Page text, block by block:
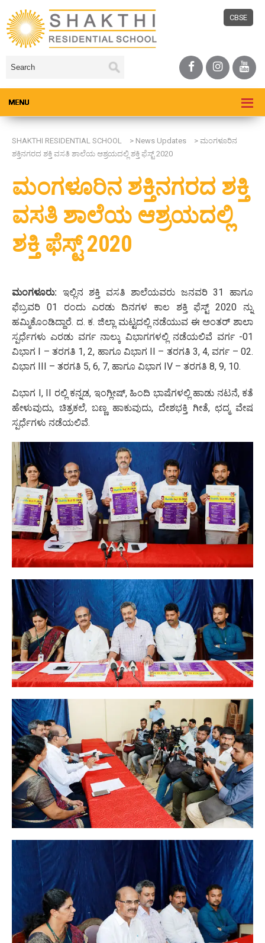
CBSE
SHAKTHI RESIDENTIAL SCHOOL > News Updates > ಮಂಗಳೂರಿನ
ಶಕ್ತಿನಗರದ ಶಕ್ತಿ ವಸತಿ ಶಾಲೆಯ ಆಶ್ರಯದಲ್ಲಿ ಶಕ್ತಿ ಫೆಸ್ಟ್ 2020
ಮಂಗಳೂರಿನ ಶಕ್ತಿನಗರದ ಶಕ್ತಿ
ವಸತಿ ಶಾಲೆಯ ಆಶ್ರಯದಲ್ಲಿ
ಶಕ್ತಿ ಫೆಸ್ಟ್ 2020
ಮಂಗಳೂರು: ಇಲ್ಲಿನ ಶಕ್ತಿ ವಸತಿ ಶಾಲೆಯವರು ಜನವರಿ 31 ಹಾಗೂ
ಫೆಬ್ರವರಿ 01 ರಂದು ಎರಡು ದಿನಗಳ ಕಾಲ ಶಕ್ತಿ ಫೆಸ್ಟ್ 2020 ನ್ನು
ಹಮ್ಮಿಕೊಂಡಿದ್ದಾರೆ. ದ. ಕ. ಜಿಲ್ಲಾ ಮಟ್ಟದಲ್ಲಿ ನಡೆಯುವ ಈ ಅಂತರ್ ಶಾಲಾ
ಸ್ಪರ್ಧೆಗಳು ಎರಡು ವರ್ಗ ನಾಲ್ಕು ವಿಭಾಗಗಳಲ್ಲಿ ನಡೆಯಲಿವೆ ವರ್ಗ -01
ವಿಭಾಗ I – ತರಗತಿ 1, 2, ಹಾಗೂ ವಿಭಾಗ II – ತರಗತಿ 3, 4, ವರ್ಗ – 02.
ವಿಭಾಗ III – ತರಗತಿ 5, 6, 7, ಹಾಗೂ ವಿಭಾಗ IV – ತರಗತಿ 8, 9, 10.
ವಿಭಾಗ I, II ರಲ್ಲಿ ಕನ್ನಡ, ಇಂಗ್ಲೀಷ್, ಹಿಂದಿ ಭಾಷೆಗಳಲ್ಲಿ ಹಾಡು ನಟನೆ, ಕತೆ
ಹೇಳುವುದು, ಚಿತ್ರಕಲೆ, ಬಣ್ಣ ಹಾಕುವುದು, ದೇಶಭಕ್ತಿ ಗೀತೆ, ಛದ್ಮ ವೇಷ
ಸ್ಪರ್ಧೆಗಳು ನಡೆಯಲಿವೆ.